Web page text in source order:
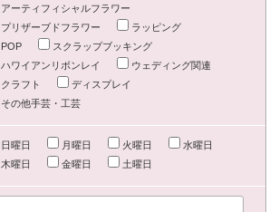
アーティフィシャルフラワー
プリザーブドフラワー
ラッピング
POP
スクラップブッキング
ハワイアンリボンレイ
ウェディング関連
クラフト
ディスプレイ
その他手芸・工芸
日曜日 月曜日 火曜日
水曜日
木曜日
金曜日 土曜日